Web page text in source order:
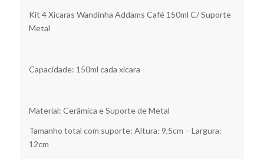
Kit 4 Xícaras Wandinha Addams Café 150ml C/ Suporte
Metal
Capacidade: 150ml cada xícara
Material: Cerâmica e Suporte de Metal
Tamanho total com suporte: Altura: 9,5cm – Largura:
12cm